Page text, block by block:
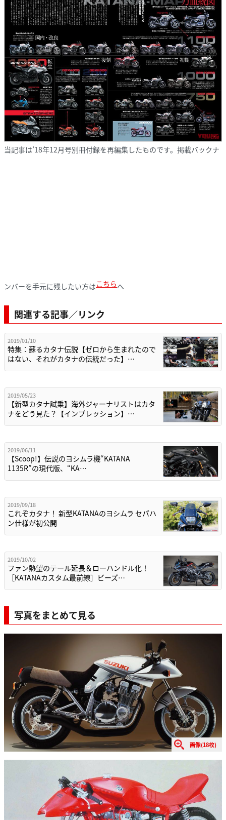
当記事は’18年12月号別冊付録を再編集したものです。掲載バックナ
ンバーを手元に残したい方はこちらへ
関連する記事／リンク
2019/01/10
特集：蘇るカタナ伝説【ゼロから生まれたので
はない、それがカタナの伝統だった】…
2019/05/23
【新型カタナ試乗】海外ジャーナリストはカタ
ナをどう見た？【インプレッション】…
2019/06/11
【Scoop!】伝説のヨシムラ機“KATANA
1135R”の現代版、“KA…
2019/09/18
これぞカタナ！ 新型KATANAのヨシムラ セパハ
ン仕様が初公開
2019/10/02
ファン熱望のテール延長＆ローハンドル化！
［KATANAカスタム最前線］ビーズ…
写真をまとめて見る
画像(18枚)